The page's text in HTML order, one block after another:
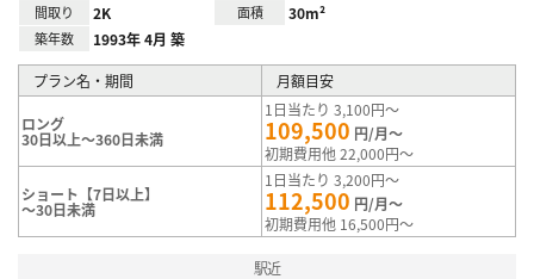
間取り 2K 面積 30m²
築年数 1993年 4月 築
プラン名・期間 月額目安
ロング
30日以上～360日未満
1日当たり 3,100円～
109,500 円/月～
初期費用他 22,000円～
ショート【7日以上】
～30日未満
1日当たり 3,200円～
112,500 円/月～
初期費用他 16,500円～
駅近